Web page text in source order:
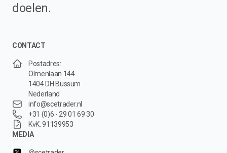
doelen.
CONTACT
Postadres:
Olmenlaan 144
1404 DH Bussum
Nederland
info@scetrader.nl
+31 (0)6 - 29 01 69 30
KvK: 91139953
MEDIA